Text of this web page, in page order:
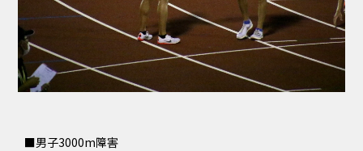
■男子3000m障害